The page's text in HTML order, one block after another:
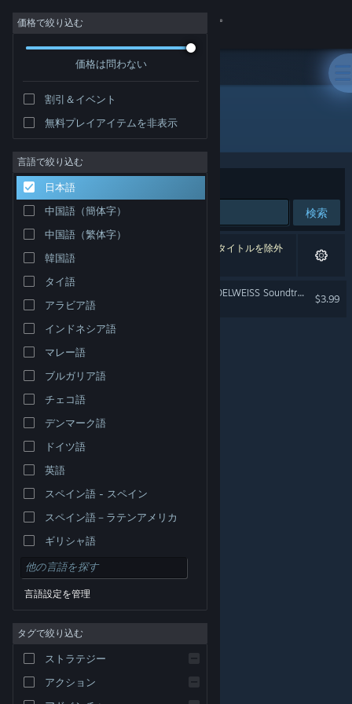
サインイン
コミュニティ
詳細
サポート
言語を変更
Steamモバイルアプリを入手
デスクトップウェブサイトを表示
© Valve Corporation. All rights reserved. 商標はすべて米
国およびその他の国の各社が所有します。
用規約| 返金| Cookie
価格で絞り込む
価格は問わない
割引＆イベント
無料プレイアイテムを非表示
言語で絞り込む
日本語
中国語（簡体字）
中国語（繁体字）
韓国語
タイ語
アラビア語
インドネシア語
マレー語
ブルガリア語
チェコ語
デンマーク語
ドイツ語
英語
スペイン語 - スペイン
スペイン語－ラテンアメリカ
ギリシャ語
言語設定を管理
タグで絞り込む
ストラテジー
アクション
開発元: Osumia Games
並べ替え 適合性
検索
1件が検索に一致します。 個人設定に基づき、7タイトルを除外
しました。
RUNNING WITH RIFLES: EDELWEISS Soundtrack
$3.99